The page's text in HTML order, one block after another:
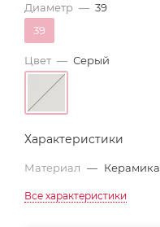
Диаметр — 39
39
Цвет — Серый
Характеристики
Материал — Керамика
Все характеристики